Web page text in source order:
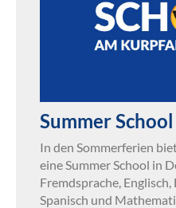
Summer School
In den Sommerferien
eine Summer School in
Fremdsprache, Englisch,
Spanisch und